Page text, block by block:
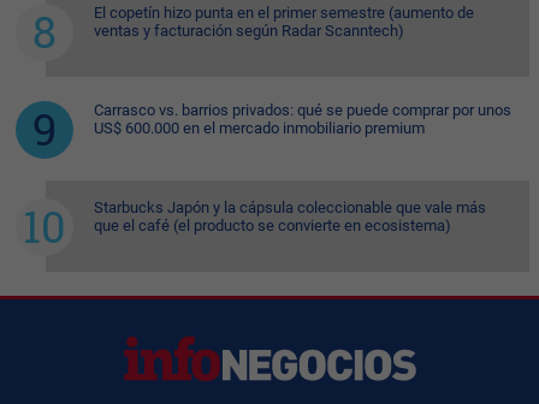
El copetín hizo punta en el primer semestre (aumento de
ventas y facturación según Radar Scanntech)
Carrasco vs. barrios privados: qué se puede comprar por unos
US$ 600.000 en el mercado inmobiliario premium
Starbucks Japón y la cápsula coleccionable que vale más
que el café (el producto se convierte en ecosistema)